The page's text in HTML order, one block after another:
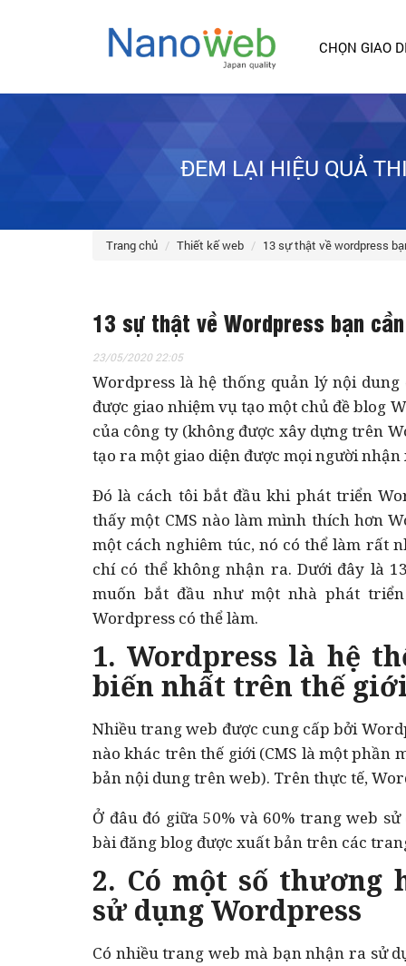
CHỌN GIAO
ĐEM LẠI HIỆU QUẢ
trang chủ thiết kế web 13 sự thật về wordpress
13 sự thật về Wordpress bạn
23/05/2020 22:05
Wordpress là hệ thống quản lý nội
được giao nhiệm vụ tạo một chủ đề blog
của công ty (không được xây dựng trên
tạo ra một giao diện được mọi người
Đó là cách tôi bắt đầu khi phát triển
thấy một CMS nào làm mình thích hơn
một cách nghiêm túc, nó có thể làm rất
chí có thể không nhận ra. Dưới đây là
muốn bắt đầu như một nhà phát
Wordpress có thể làm.
1. Wordpress là hệ
biến nhất trên thế
Nhiều trang web được cung cấp bởi
nào khác trên thế giới (CMS là một phần
bản nội dung trên web). Trên thực tế,
Ở đâu đó giữa 50% và 60% trang web
bài đăng blog được xuất bản trên các
2. Có một số thương
sử dụng Wordpress
Có nhiều trang web mà bạn nhận ra sử